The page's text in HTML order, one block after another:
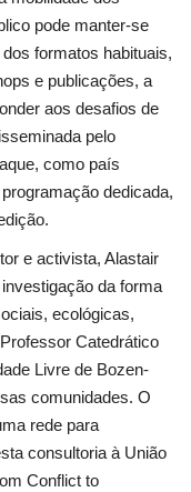
pode manter-se
formatos habituais,
e publicações, a
aos desafios de
pelo
como país
dedicada,
e activista, Alastair
da forma
ecológicas,
Catedrático
Livre de Bozen-
comunidades. O
rede para
consultoria à União
Conflict to